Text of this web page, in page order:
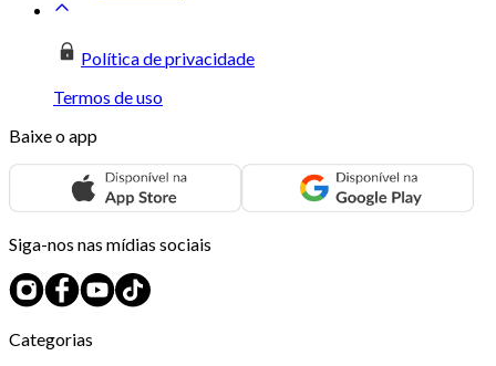
Política de privacidade
Termos de uso
Baixe o app
Siga-nos nas mídias sociais
Categorias